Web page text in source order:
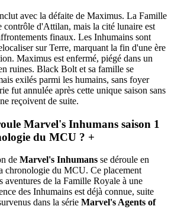
avec la défaite de Maximus. La Famille
contrôle d'Attilan, mais la cité lunaire est
finaux. Les Inhumains sont
sur Terre, marquant la fin d'une ère
Maximus est enfermé, piégé dans un
ruines. Black Bolt et sa famille se
exilés parmi les humains, sans foyer
fut annulée après cette unique saison sans
reçoivent de suite.
Marvel's Inhumans saison 1
du MCU ? +
de Marvel's Inhumans se déroule en
chronologie du MCU. Ce placement
aventures de la Famille Royale à une
des Inhumains est déjà connue, suite
dans la série Marvel's Agents of